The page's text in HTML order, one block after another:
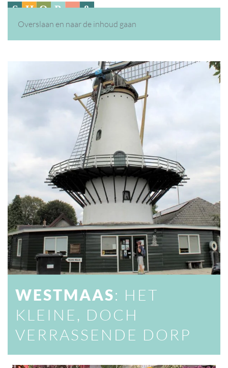
Overslaan en naar de inhoud gaan
WESTMAAS: HET
KLEINE, DOCH
VERRASSENDE DORP